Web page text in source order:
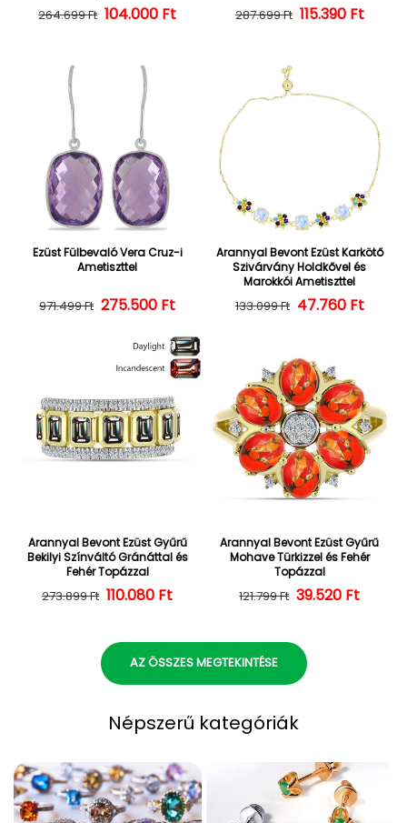
Normál ár
264.699 Ft Kedvezményes ár
104.000 Ft Normál ár
287.699 Ft 115.390 Ft
Ezüst Fülbevaló Vera Cruz-i
Ametiszttel
Normál ár
971.499 Ft Kedvezményes ár
275.500 Ft
Arannyal Bevont Ezüst Karkötő
Szivárvány Holdkővel és
Marokkói Ametiszttel
Normál ár
133.099 Ft 47.760 Ft
Arannyal Bevont Ezüst Gyűrű
Bekilyi Színváltó Gránáttal és
Fehér Topázzal
Normál ár
273.899 Ft Kedvezményes ár
110.080 Ft
Arannyal Bevont Ezüst Gyűrű
Mohave Türkizzel és Fehér
Topázzal
Normál ár
121.799 Ft 39.520 Ft
AZ ÖSSZES MEGTEKINTÉSE
Népszerű kategóriák